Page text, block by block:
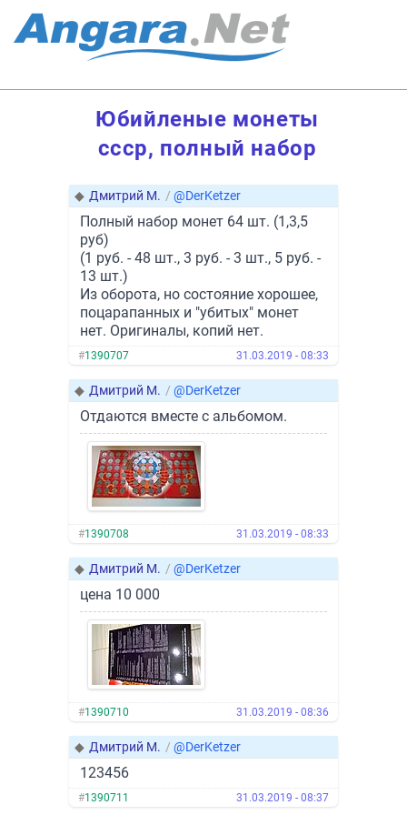
Юбийленые монеты
ссср, полный набор
◆ Дмитрий М. / @DerKetzer
Полный набор монет 64 шт. (1,3,5
руб)
(1 руб. - 48 шт., 3 руб. - 3 шт., 5 руб. -
13 шт.)
Из оборота, но состояние хорошее,
поцарапанных и "убитых" монет
нет. Оригиналы, копий нет.
#1390707 31.03.2019 - 08:33
◆ Дмитрий М. / @DerKetzer
Отдаются вместе с альбомом.
#1390708 31.03.2019 - 08:33
◆ Дмитрий М. / @DerKetzer
цена 10 000
#1390710 31.03.2019 - 08:36
◆ Дмитрий М. / @DerKetzer
123456
#1390711 31.03.2019 - 08:37